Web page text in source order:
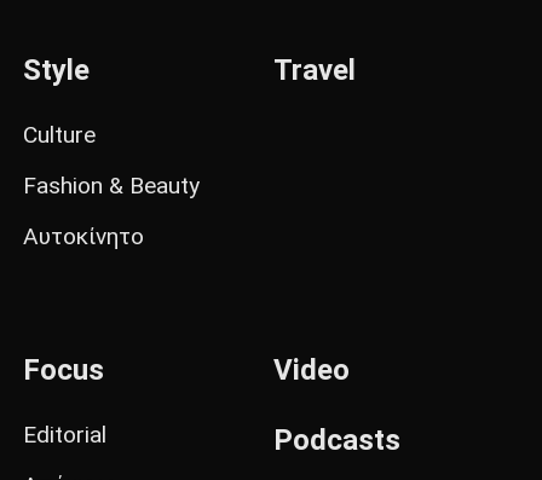
Style
Culture
Fashion & Beauty
Αυτοκίνητο
Travel
Focus
Editorial
Video
Podcasts